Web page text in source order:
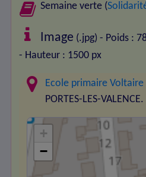
Semaine verte (
Image (.jpg) - Poids :
- Hauteur : 1500 px
Ecole primaire Voltaire
PORTES-LES-VALENCE.
+
−